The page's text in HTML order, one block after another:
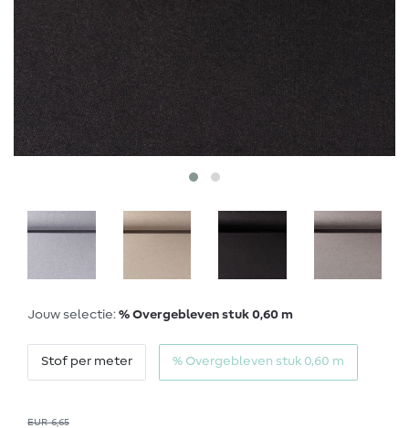
Jouw selectie: % Overgebleven stuk 0,60 m
Stof per meter % Overgebleven stuk 0,60 m
EUR 6,65